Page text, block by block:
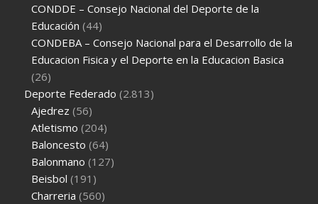
CONDDE – Consejo Nacional del Deporte de la
Educación (44)
CONDEBA – Consejo Nacional para el Desarrollo de la
Educacion Fisica y el Deporte en la Educacion Basica
(26)
Deporte Federado (2.813)
Ajedrez (56)
Atletismo (204)
Baloncesto (64)
Balonmano (127)
Beisbol (191)
Charreria (560)